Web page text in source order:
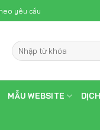
yêu cầu
Tìm
kiếm:
MẪU WEBSITE